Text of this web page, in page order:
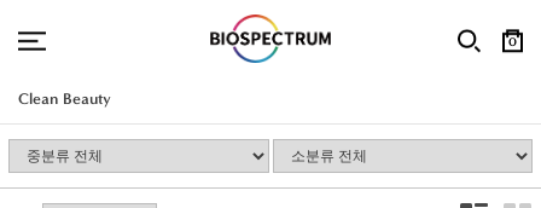
0
Clean Beauty